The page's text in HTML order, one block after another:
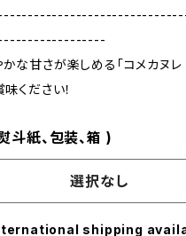
な甘さが楽しめる「コメカヌレ
ください！
斗紙、包装、箱 )
選択なし
shipping